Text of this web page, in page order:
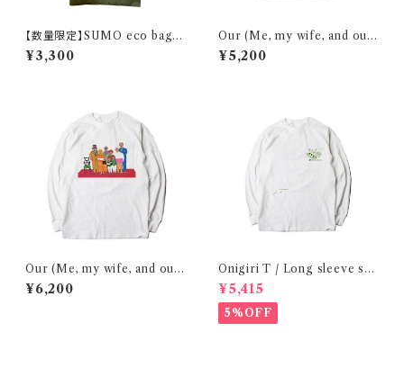
【数量限定】SUMO eco bag /
olive
¥3,300
Our (Me, my wife, and our
cats) family portraits in 20
22/ T-shirt
¥5,200
Our (Me, my wife, and our
cats) family portraits in 20
22 / Long sleeve shirt
¥6,200
Onigiri T / Long sleeve shi
rt 在庫限りで終了
¥5,415
5%OFF